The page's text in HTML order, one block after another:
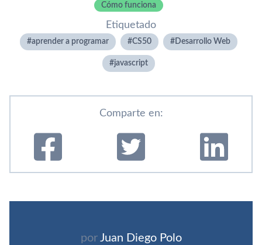
Cómo funciona
Etiquetado
aprender a programar CS50 Desarrollo Web
javascript
Comparte en:
por Juan Diego Polo